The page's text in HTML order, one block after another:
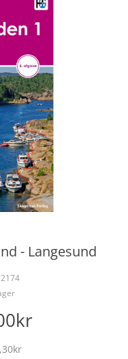
- Langesund